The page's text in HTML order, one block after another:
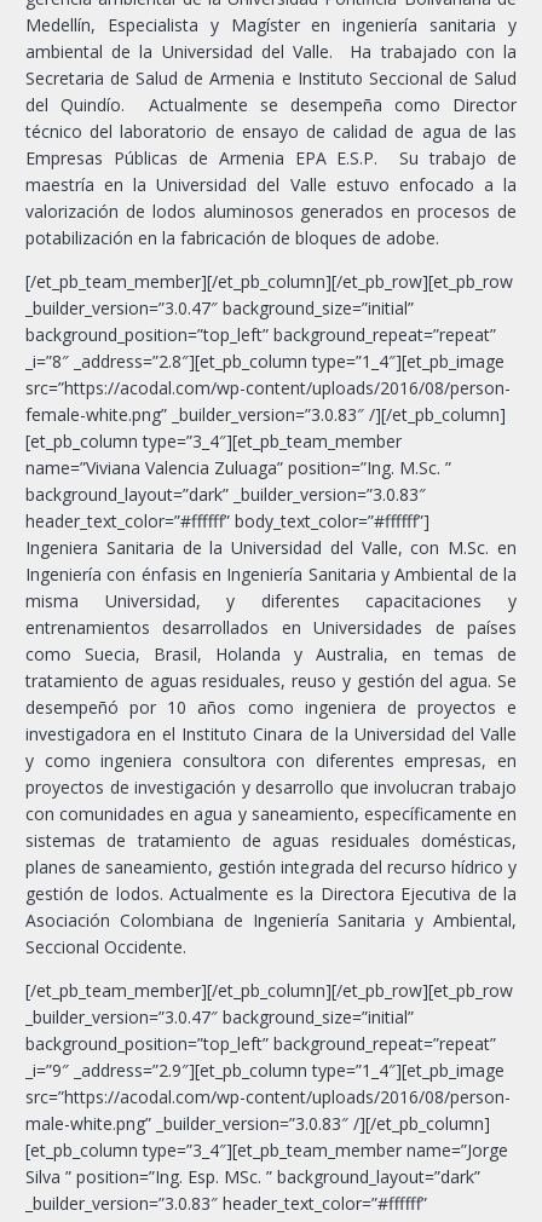
Medellín, Especialista y Magíster en ingeniería sanitaria y
ambiental de la Universidad del Valle. Ha trabajado con la
Secretaria de Salud de Armenia e Instituto Seccional de Salud
del Quindío. Actualmente se desempeña como Director
técnico del laboratorio de ensayo de calidad de agua de las
Empresas Públicas de Armenia EPA E.S.P. Su trabajo de
maestría en la Universidad del Valle estuvo enfocado a la
valorización de lodos aluminosos generados en procesos de
potabilización en la fabricación de bloques de adobe.
[/et_pb_team_member][/et_pb_column][/et_pb_row][et_pb_row
_builder_version=”3.0.47″ background_size=”initial”
background_position=”top_left” background_repeat=”repeat”
_i=”8″ _address=”2.8″][et_pb_column type=”1_4″][et_pb_image
src=”https://acodal.com/wp-content/uploads/2016/08/person-
female-white.png” _builder_version=”3.0.83″ /][/et_pb_column]
[et_pb_column type=”3_4″][et_pb_team_member
name=”Viviana Valencia Zuluaga” position=”Ing. M.Sc. ”
background_layout=”dark” _builder_version=”3.0.83″
header_text_color=”#ffffff” body_text_color=”#ffffff”]
Ingeniera Sanitaria de la Universidad del Valle, con M.Sc. en
Ingeniería con énfasis en Ingeniería Sanitaria y Ambiental de la
misma Universidad, y diferentes capacitaciones y
entrenamientos desarrollados en Universidades de países
como Suecia, Brasil, Holanda y Australia, en temas de
tratamiento de aguas residuales, reuso y gestión del agua. Se
desempeñó por 10 años como ingeniera de proyectos e
investigadora en el Instituto Cinara de la Universidad del Valle
y como ingeniera consultora con diferentes empresas, en
proyectos de investigación y desarrollo que involucran trabajo
con comunidades en agua y saneamiento, específicamente en
sistemas de tratamiento de aguas residuales domésticas,
planes de saneamiento, gestión integrada del recurso hídrico y
gestión de lodos. Actualmente es la Directora Ejecutiva de la
Asociación Colombiana de Ingeniería Sanitaria y Ambiental,
Seccional Occidente.
[/et_pb_team_member][/et_pb_column][/et_pb_row][et_pb_row
_builder_version=”3.0.47″ background_size=”initial”
background_position=”top_left” background_repeat=”repeat”
_i=”9″ _address=”2.9″][et_pb_column type=”1_4″][et_pb_image
src=”https://acodal.com/wp-content/uploads/2016/08/person-
male-white.png” _builder_version=”3.0.83″ /][/et_pb_column]
[et_pb_column type=”3_4″][et_pb_team_member name=”Jorge
Silva ” position=”Ing. Esp. MSc. ” background_layout=”dark”
_builder_version=”3.0.83″ header_text_color=”#ffffff”